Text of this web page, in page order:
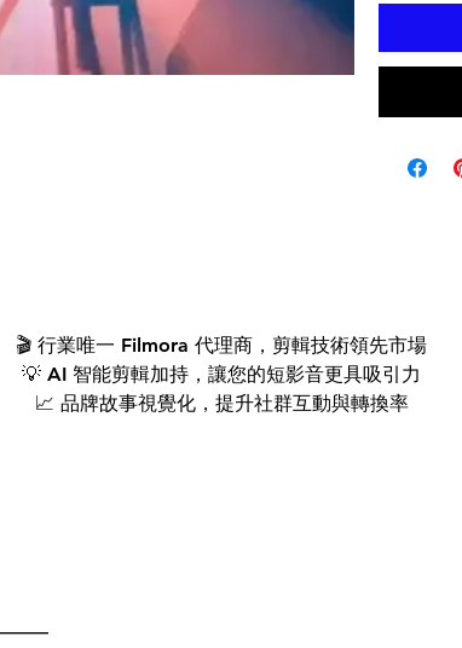
🎬 行業唯一 Filmora 代理商，剪輯技術領先市場
💡 AI 智能剪輯加持，讓您的短影音更具吸引力
📈 品牌故事視覺化，提升社群互動與轉換率